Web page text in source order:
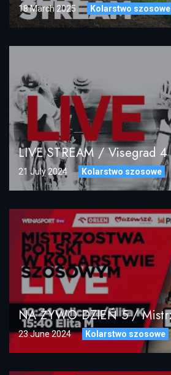
18 March 2025 Kolarstwo szosowe
21 July 2024 Kolarstwo szosowe
23 June 2024 Kolarstwo szosowe